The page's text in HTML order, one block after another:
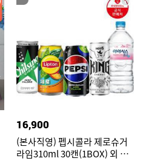
16,900
(본사직영) 펩시콜라 제로슈거
라임310ml 30캔(1BOX) 외 롯